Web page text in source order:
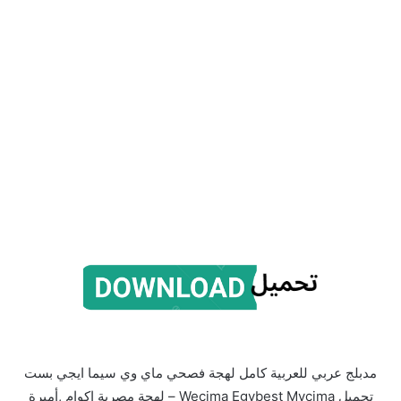
مدبلج عربي للعربية كامل لهجة فصحي ماي وي سيما ايجي بست
تحميل Wecima Egybest Mycima – لهجة مصرية اكوام ,أميرة